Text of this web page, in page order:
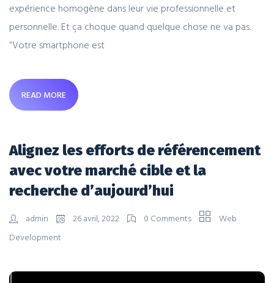
expérience homogène dans leur vie professionnelle et
personnelle. Et ça choque quand quelque chose ne va pas.
“Votre smartphone est
READ MORE
Alignez les efforts de référencement
avec votre marché cible et la
recherche d’aujourd’hui
admin 26 avril, 2022 0 Comments
Web
Development